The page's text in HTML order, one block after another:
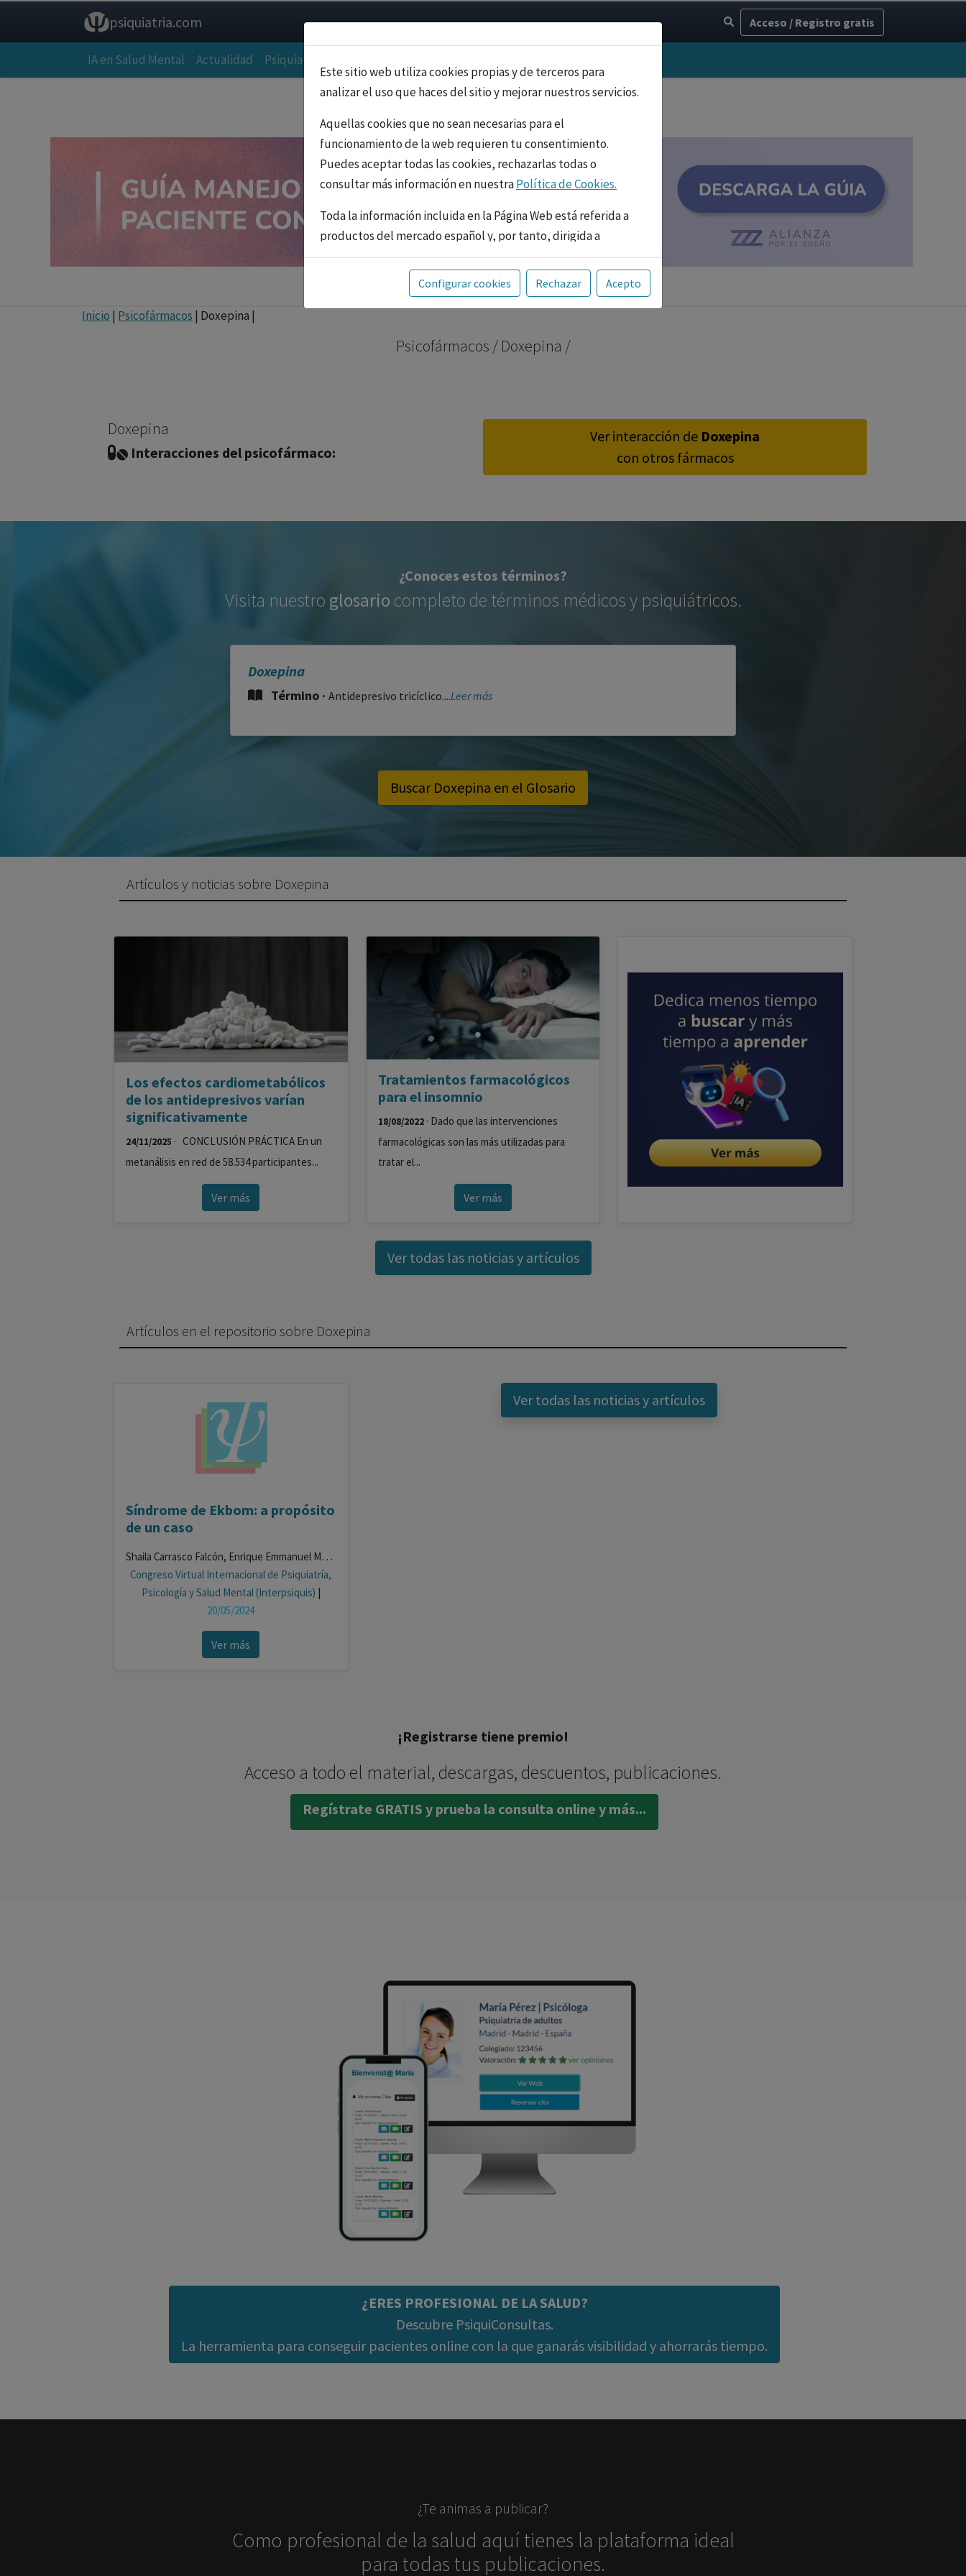
psiquiatria.com Acceso / Registro gratis
IA en Salud Mental Actualidad Psiquiatría
Este sitio web utiliza cookies propias y de terceros para
analizar el uso que haces del sitio y mejorar nuestros servicios.
Aquellas cookies que no sean necesarias para el
funcionamiento de la web requieren tu consentimiento.
Puedes aceptar todas las cookies, rechazarlas todas o
consultar más información en nuestraPolítica de Cookies.
Toda la información incluida en la Página Web está referida a
productos del mercado español y, por tanto, dirigida a
profesionales sanitarios legalmente facultados para
prescribir o dispensar medicamentos con ejercicio
profesional. La información técnica de los fármacos se facilita
los profesionales facultados prescribir medicamentos y
decidir, en cada caso concreto, el tratamiento más adecuado
Configurar cookies Rechazar Acepto
Inicio | Psicofármacos | Doxepina |
Psicofármacos / Doxepina /
Doxepina
Interacciones del psicofármaco:
Ver interacción de Doxepina
con otros fármacos
¿Conoces estos términos?
Visita nuestro glosario completo de términos médicos y psiquiátricos.
Doxepina
Término ·Antidepresivo tricíclico....Leer más
Buscar Doxepina en el Glosario
Artículos y noticias sobre Doxepina
Los efectos cardiometabólicos
de los antidepresivos varían
significativamente
24/11/2025 · CONCLUSIÓN PRÁCTICA En un
metanálisis en red de 58.534 participantes...
Ver más
Tratamientos farmacológicos
para el insomnio
18/08/2022· Dado que las intervenciones
farmacológicas son las más utilizadas para
tratar el...
Ver más
Ver todas las noticias y artículos
Artículos en el repositorio sobre Doxepina
Síndrome de Ekbom: a propósito
de un caso
Shaila Carrasco Falcón, Enrique Emmanuel Morales Castellano, Carolina García González, Astrid María Morales Rivero, Paula Rivero Rodríguez, Marina Martínez Grimal
Congreso Virtual Internacional de Psiquiatría,
Psicología y Salud Mental (Interpsiquis) |
20/05/2024
Ver más
Ver todas las noticias y artículos
¡Registrarse tiene premio!
Acceso a todo el material, descargas, descuentos, publicaciones.
Regístrate GRATIS y prueba la consulta online y más...
¿ERES PROFESIONAL DE LA SALUD?
Descubre PsiquiConsultas.
La herramienta para conseguir pacientes online con la que ganarás visibilidad y ahorrarás tiempo.
¿Te animas a publicar?
Como profesional de la salud aquí tienes la plataforma ideal
para todas tus publicaciones.